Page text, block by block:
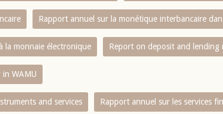
Rapport annuel sur la monétique interbancaire
la monnaie électronique Report on deposit and lending
WAMU
and services Rapport annuel sur les services